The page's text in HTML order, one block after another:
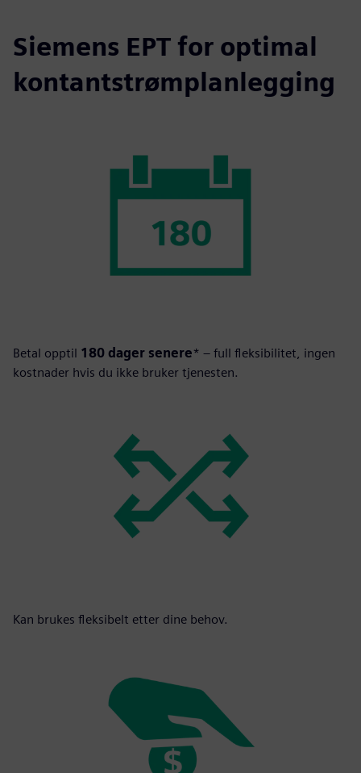
Siemens EPT for optimal
kontantstrømplanlegging
Betal opptil 180 dager senere* – full fleksibilitet, ingen
kostnader hvis du ikke bruker tjenesten.
Kan brukes fleksibelt etter dine behov.